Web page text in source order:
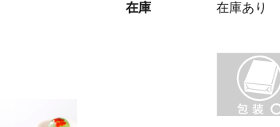
在庫 在庫あり